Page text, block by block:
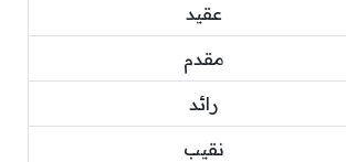
عقيد
مقدم
رائد
نقيب